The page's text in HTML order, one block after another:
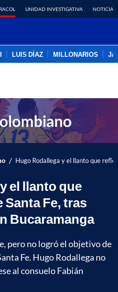
UNIDAD INVESTIGATIVA NOTICIAS
LUIS DÍAZ MILLONARIOS
/ Hugo Rodallega y el llanto que
el llanto que
Santa Fe, tras
Bucaramanga
pero no logró el objetivo de
Fe. Hugo Rodallega no
al consuelo Fabián